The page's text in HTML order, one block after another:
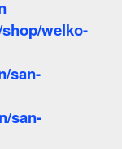
welko-
san-
san-